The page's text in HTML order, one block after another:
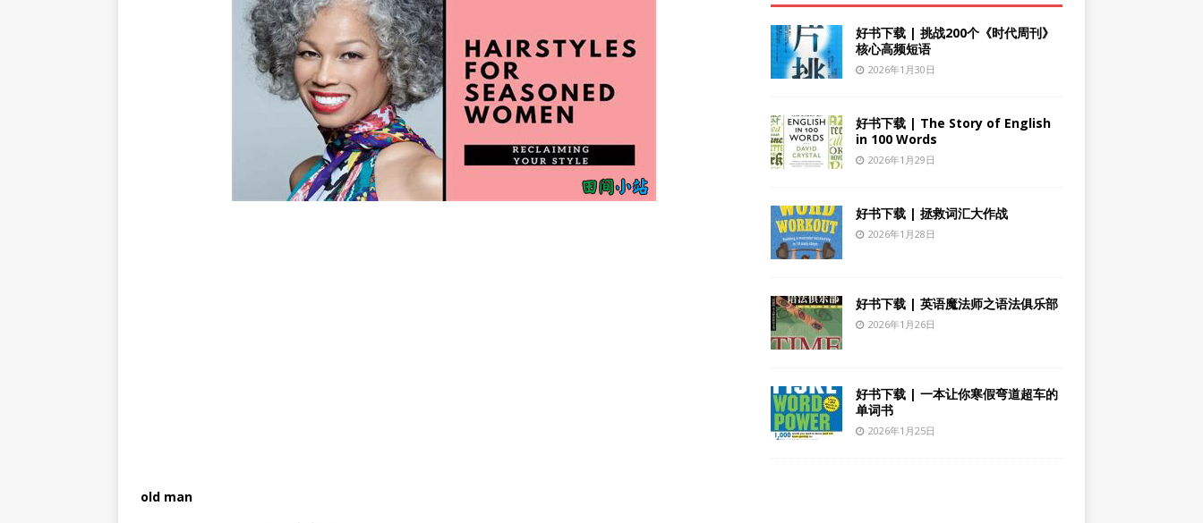
old man
好书下载 | 挑战200个《时代周刊》
核心高频短语
2026年1月30日
好书下载 | The Story of English
in 100 Words
2026年1月29日
好书下载 | 拯救词汇大作战
2026年1月28日
好书下载 | 英语魔法师之语法俱乐部
2026年1月26日
好书下载 | 一本让你寒假弯道超车的
单词书
2026年1月25日